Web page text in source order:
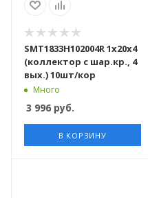
SMT1833Н102004R 1х20х4
(коллектор с шар.кр., 4
вых.) 10шт/кор
Много
3 996 руб.
В КОРЗИНУ